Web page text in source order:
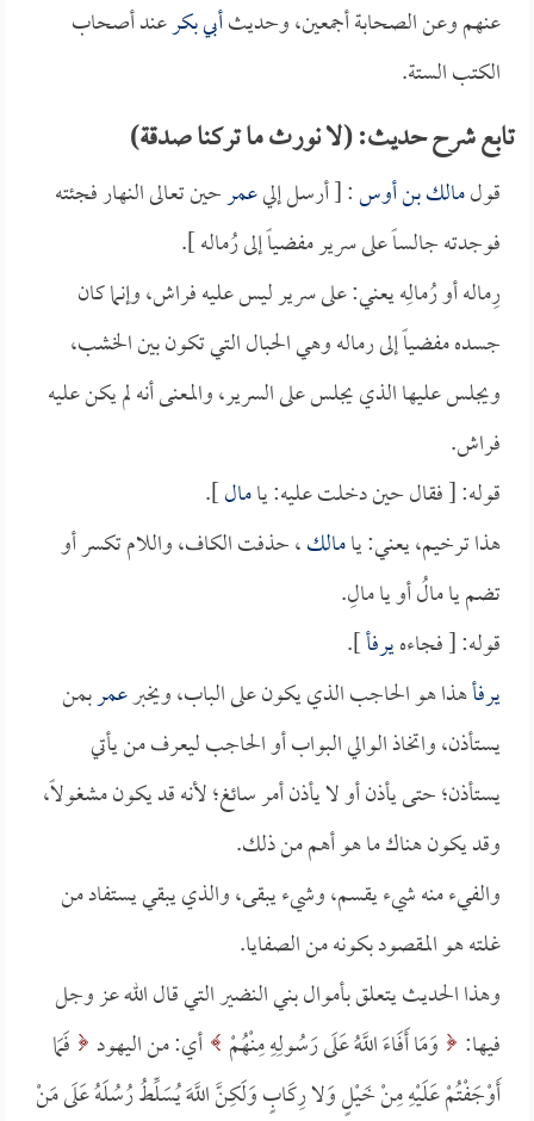
عنهم وعن الصحابة أجمعين، وحديثأبي بكرعند أصحاب
الكتب الستة.
تابع شرح حديث: (لا نورث ما تركنا صدقة)
قولمالك بن أوس: [ أرسل إليعمرحين تعالى النهار فجئته
فوجدته جالساً على سرير مفضياً إلى رُماله ].
رِماله أو رُمالِه يعني: على سرير ليس عليه فراش، وإنما كان
جسده مفضياً إلى رماله وهي الحبال التي تكون بين الخشب،
ويجلس عليها الذي يجلس على السرير، والمعنى أنه لم يكن عليه
فراش.
قوله: [ فقال حين دخلت عليه: يامال].
هذا ترخيم، يعني: يامالك، حذفت الكاف، واللام تكسر أو
تضم يا مالُ أو يا مالِ.
قوله: [ فجاءهيرفأ].
يرفأهذا هو الحاجب الذي يكون على الباب، ويخبرعمربمن
يستأذن، واتخاذ الوالي البواب أو الحاجب ليعرف من يأتي
يستأذن؛ حتى يأذن أو لا يأذن أمر سائغ؛ لأنه قد يكون مشغولاً،
وقد يكون هناك ما هو أهم من ذلك.
والفيء منه شيء يقسم، وشيء يبقى، والذي يبقي يستفاد من
غلته هو المقصود بكونه من الصفايا.
وهذا الحديث يتعلق بأموال بني النضير التي قال الله عز وجل
فيها:
وَمَا أَفَاءَ اللَّهُ عَلَى رَسُولِهِ مِنْهُمْ أي: من اليهود فَمَا
أَوْجَفْتُمْ عَلَيْهِ مِنْ خَيْلٍ وَلا رِكَابٍ وَلَكِنَّ اللَّهَ يُسَلِّطُ رُسُلَهُ عَلَى مَنْ